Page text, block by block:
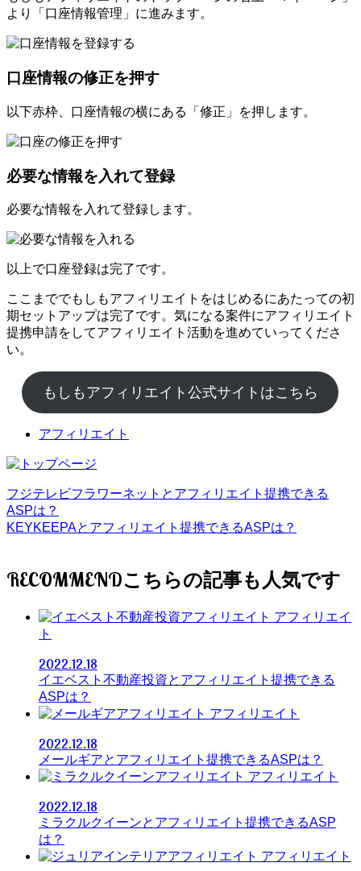
より「口座情報管理」に進みます。
口座情報の修正を押す
以下赤枠、口座情報の横にある「修正」を押します。
必要な情報を入れて登録
必要な情報を入れて登録します。
以上で口座登録は完了です。
ここまででもしもアフィリエイトをはじめるにあたっての初
期セットアップは完了です。気になる案件にアフィリエイト
提携申請をしてアフィリエイト活動を進めていってくださ
い。
もしもアフィリエイト公式サイトはこちら
アフィリエイト
フジテレビフラワーネットとアフィリエイト提携できる
ASPは？
KEYKEEPAとアフィリエイト提携できるASPは？
RECOMMEND
アフィリエイ
ト
2022.12.18
イエベスト不動産投資とアフィリエイト提携できる
ASPは？
アフィリエイト
2022.12.18
メールギアとアフィリエイト提携できるASPは？
アフィリエイト
2022.12.18
ミラクルクイーンとアフィリエイト提携できるASP
は？
アフィリエイト